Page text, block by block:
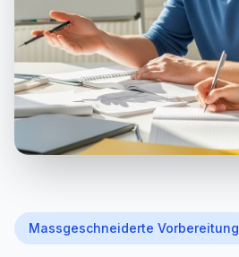
Massgeschneiderte Vorbereitung